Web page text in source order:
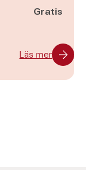
Gratis
Läs mer